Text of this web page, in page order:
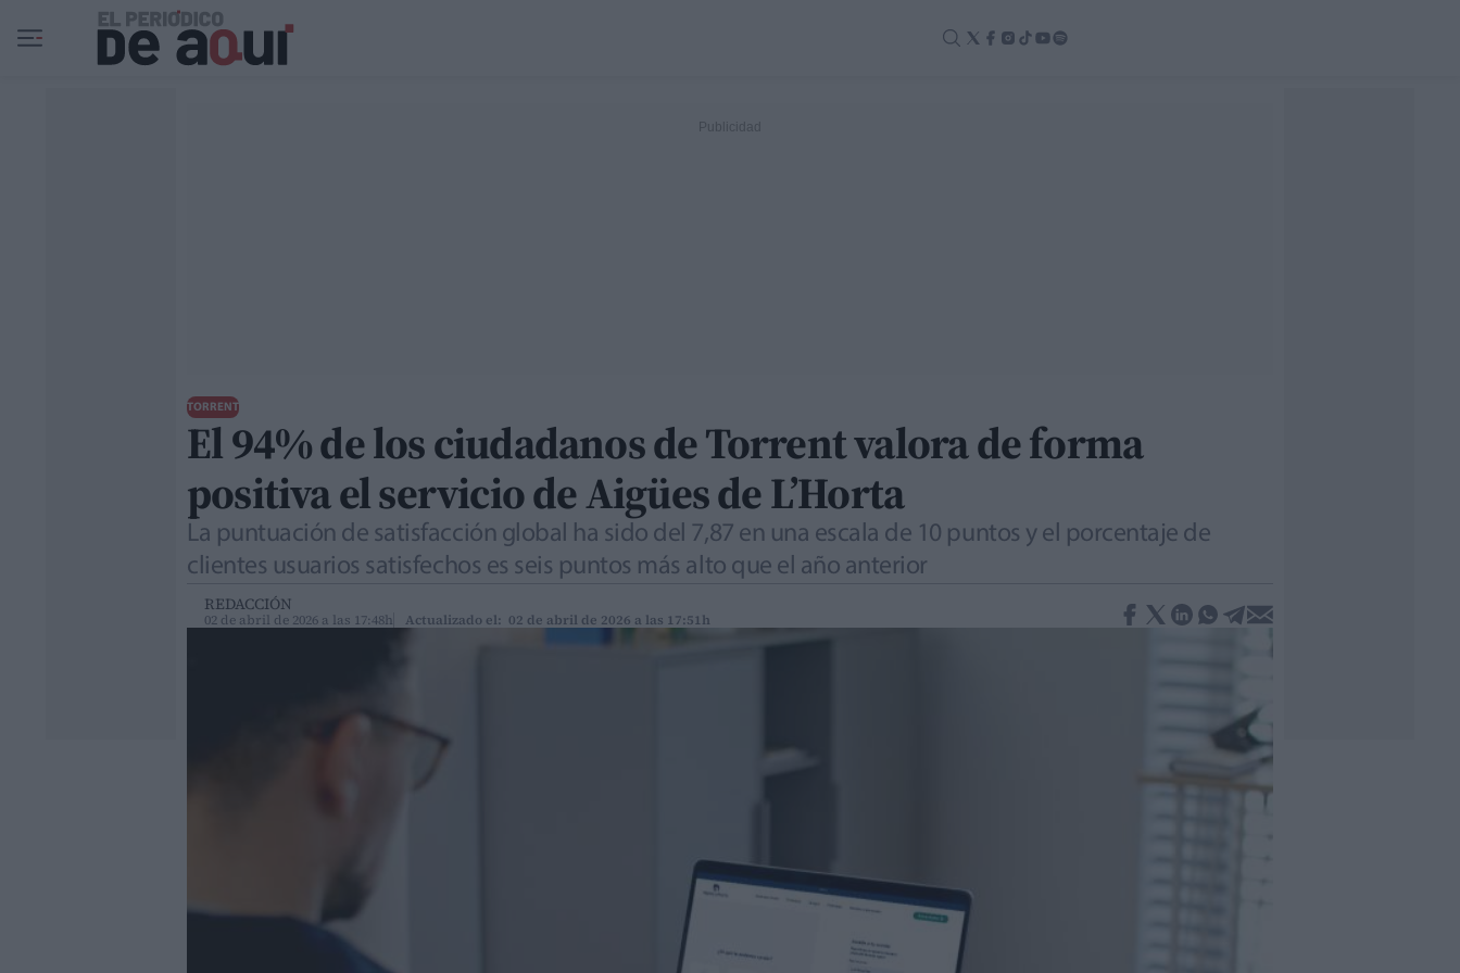
Ir al contenido principal
TORRENT
El 94% de los ciudadanos de Torrent valora de forma
positiva el servicio de Aigües de L’Horta
La puntuación de satisfacción global ha sido del 7,87 en una escala de 10 puntos y el porcentaje de
clientes usuarios satisfechos es seis puntos más alto que el año anterior
REDACCIÓN
02 de abril de 2026 a las 17:48h Actualizado el: 02 de abril de 2026 a las 17:51h